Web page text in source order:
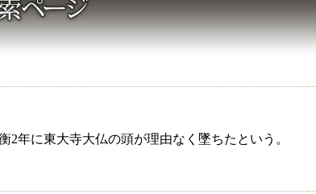
2年に東大寺大仏の頭が理由なく墜ちたという。